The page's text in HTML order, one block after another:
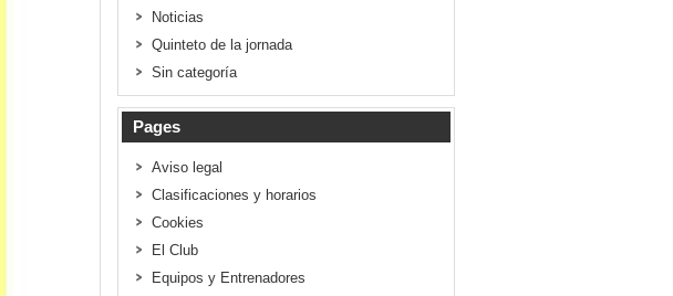
Noticias
Quinteto de la jornada
Sin categoría
Pages
Aviso legal
Clasificaciones y horarios
Cookies
El Club
Equipos y Entrenadores